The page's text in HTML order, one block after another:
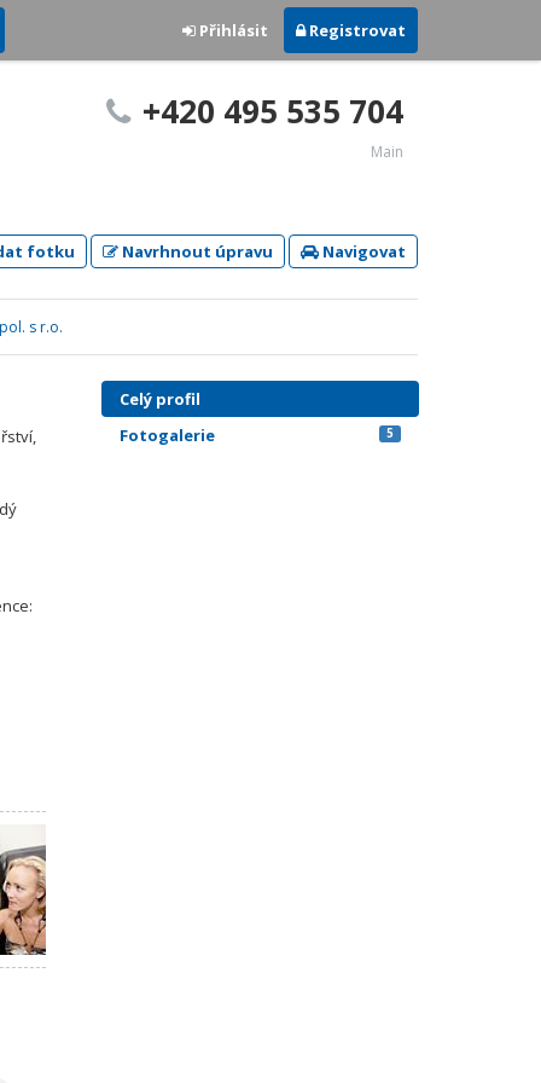
Přihlásit Registrovat
+420 495 535 704
Main
fotku Navrhnout úpravu Navigovat
s r.o.
Celý profil
Fotogalerie
5